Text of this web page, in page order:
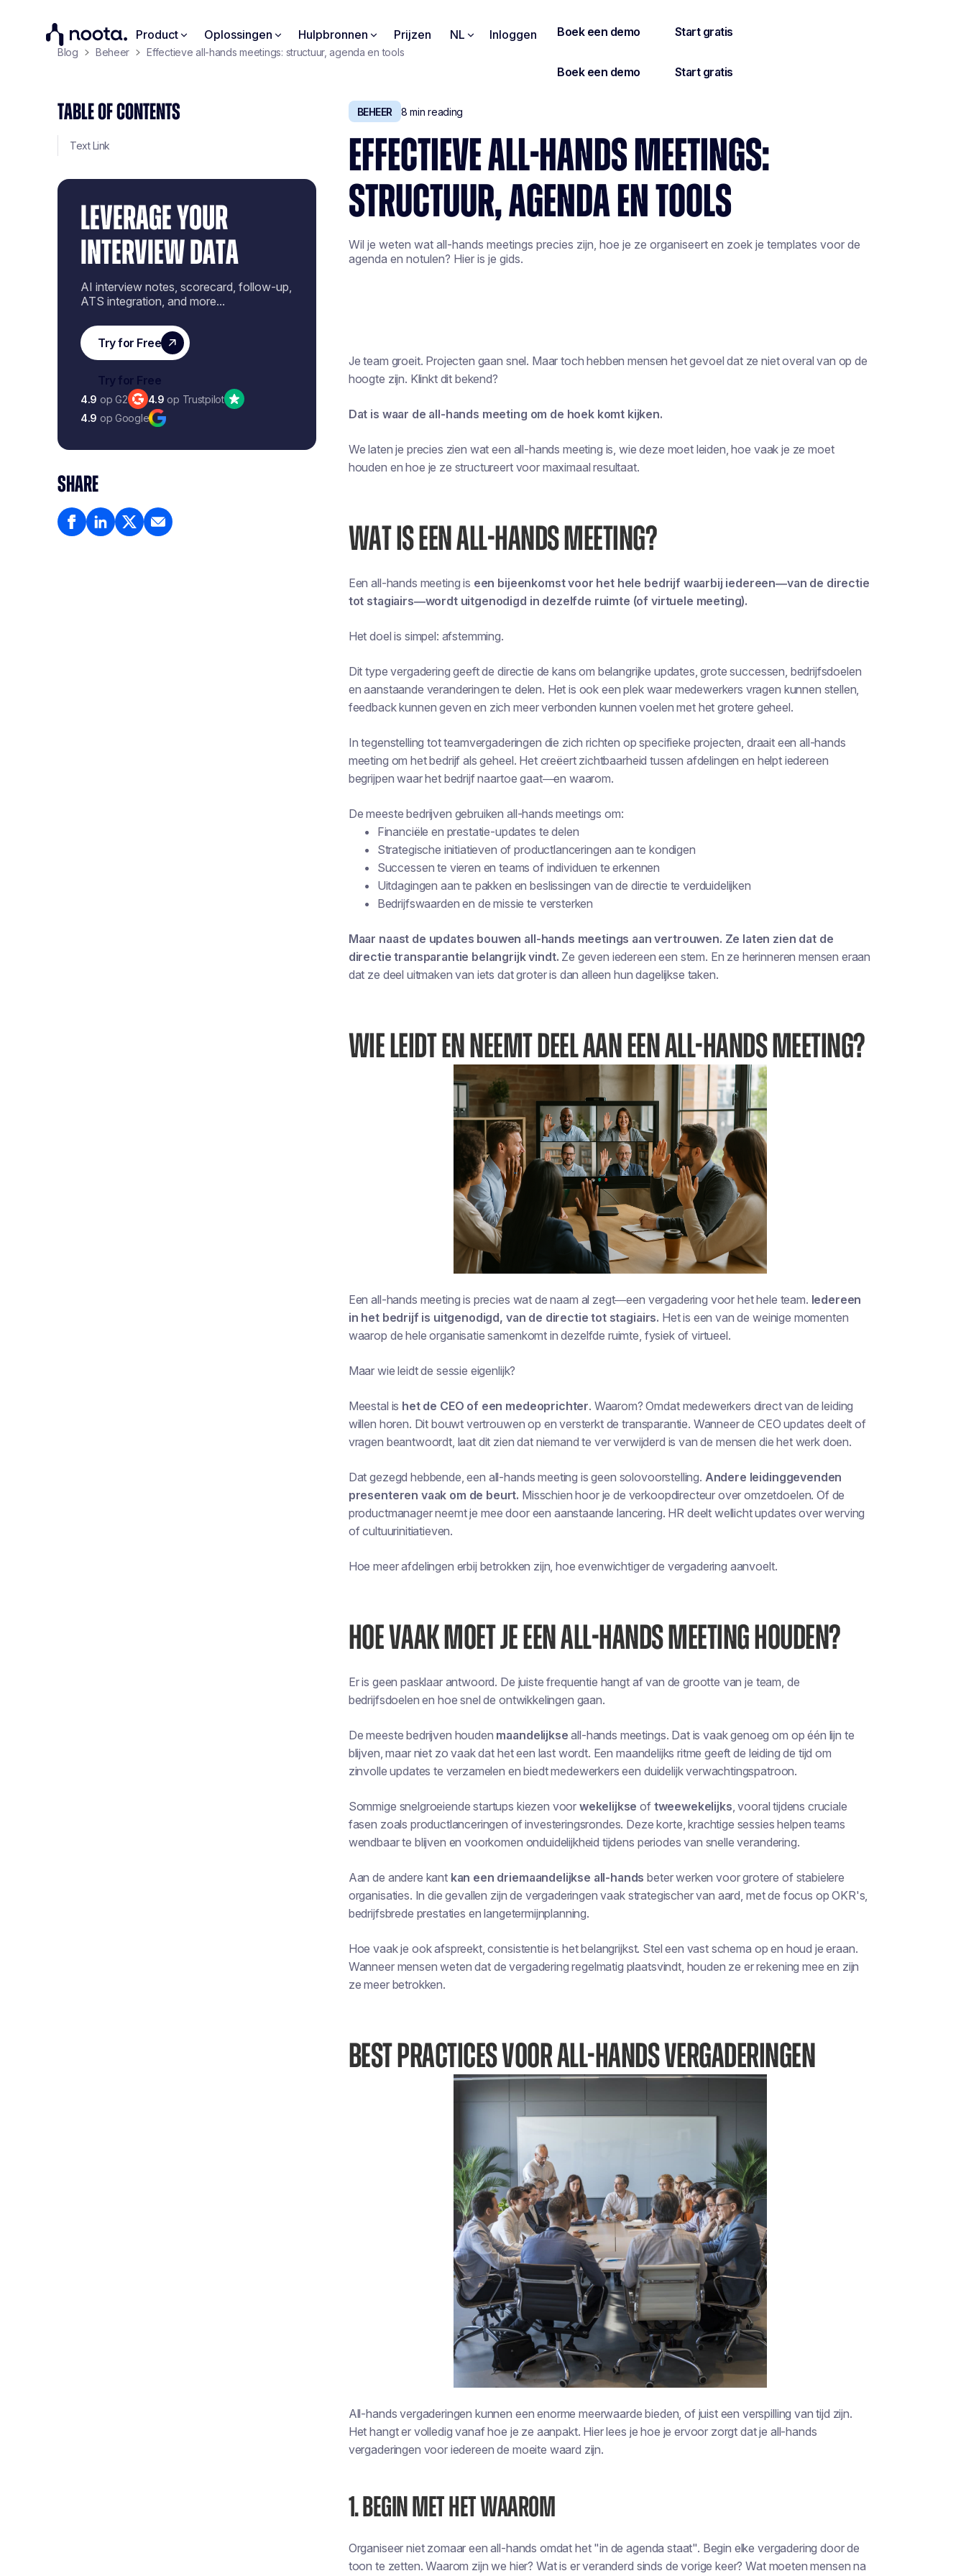
Product Oplossingen Hulpbronnen Prijzen NL Inloggen
Blog Beheer Effectieve all-hands meetings: structuur, agenda en tools
TABLE OF CONTENTS
Text Link
LEVERAGE YOUR
INTERVIEW DATA
AI interview notes, scorecard, follow-up,
ATS integration, and more...
4.9 op G2 4.9 op Trustpilot
4.9 op Google
SHARE
BEHEER 8 min reading
EFFECTIEVE ALL-HANDS MEETINGS:
STRUCTUUR, AGENDA EN TOOLS
Wil je weten wat all-hands meetings precies zijn, hoe je ze organiseert en zoek je templates voor de
agenda en notulen? Hier is je gids.
Je team groeit. Projecten gaan snel. Maar toch hebben mensen het gevoel dat ze niet overal van op de
hoogte zijn. Klinkt dit bekend?
Dat is waar de all-hands meeting om de hoek komt kijken.
We laten je precies zien wat een all-hands meeting is, wie deze moet leiden, hoe vaak je ze moet
houden en hoe je ze structureert voor maximaal resultaat.
WAT IS EEN ALL-HANDS MEETING?
Een all-hands meeting is een bijeenkomst voor het hele bedrijf waarbij iedereen—van de directie
tot stagiairs—wordt uitgenodigd in dezelfde ruimte (of virtuele meeting).
Het doel is simpel: afstemming.
Dit type vergadering geeft de directie de kans om belangrijke updates, grote successen, bedrijfsdoelen
en aanstaande veranderingen te delen. Het is ook een plek waar medewerkers vragen kunnen stellen,
feedback kunnen geven en zich meer verbonden kunnen voelen met het grotere geheel.
In tegenstelling tot teamvergaderingen die zich richten op specifieke projecten, draait een all-hands
meeting om het bedrijf als geheel. Het creëert zichtbaarheid tussen afdelingen en helpt iedereen
begrijpen waar het bedrijf naartoe gaat—en waarom.
De meeste bedrijven gebruiken all-hands meetings om:
Financiële en prestatie-updates te delen
Strategische initiatieven of productlanceringen aan te kondigen
Successen te vieren en teams of individuen te erkennen
Uitdagingen aan te pakken en beslissingen van de directie te verduidelijken
Bedrijfswaarden en de missie te versterken
Maar naast de updates bouwen all-hands meetings aan vertrouwen. Ze laten zien dat de
directie transparantie belangrijk vindt. Ze geven iedereen een stem. En ze herinneren mensen eraan
dat ze deel uitmaken van iets dat groter is dan alleen hun dagelijkse taken.
WIE LEIDT EN NEEMT DEEL AAN EEN ALL-HANDS MEETING?
Een all-hands meeting is precies wat de naam al zegt—een vergadering voor het hele team. Iedereen
in het bedrijf is uitgenodigd, van de directie tot stagiairs. Het is een van de weinige momenten
waarop de hele organisatie samenkomt in dezelfde ruimte, fysiek of virtueel.
Maar wie leidt de sessie eigenlijk?
Meestal is het de CEO of een medeoprichter. Waarom? Omdat medewerkers direct van de leiding
willen horen. Dit bouwt vertrouwen op en versterkt de transparantie. Wanneer de CEO updates deelt of
vragen beantwoordt, laat dit zien dat niemand te ver verwijderd is van de mensen die het werk doen.
Dat gezegd hebbende, een all-hands meeting is geen solovoorstelling. Andere leidinggevenden
presenteren vaak om de beurt. Misschien hoor je de verkoopdirecteur over omzetdoelen. Of de
productmanager neemt je mee door een aanstaande lancering. HR deelt wellicht updates over werving
of cultuurinitiatieven.
Hoe meer afdelingen erbij betrokken zijn, hoe evenwichtiger de vergadering aanvoelt.
HOE VAAK MOET JE EEN ALL-HANDS MEETING HOUDEN?
Er is geen pasklaar antwoord. De juiste frequentie hangt af van de grootte van je team, de
bedrijfsdoelen en hoe snel de ontwikkelingen gaan.
De meeste bedrijven houden maandelijkse all-hands meetings. Dat is vaak genoeg om op één lijn te
blijven, maar niet zo vaak dat het een last wordt. Een maandelijks ritme geeft de leiding de tijd om
zinvolle updates te verzamelen en biedt medewerkers een duidelijk verwachtingspatroon.
Sommige snelgroeiende startups kiezen voor wekelijkse of tweewekelijks, vooral tijdens cruciale
fasen zoals productlanceringen of investeringsrondes. Deze korte, krachtige sessies helpen teams
wendbaar te blijven en voorkomen onduidelijkheid tijdens periodes van snelle verandering.
Aan de andere kant kan een driemaandelijkse all-hands beter werken voor grotere of stabielere
organisaties. In die gevallen zijn de vergaderingen vaak strategischer van aard, met de focus op OKR's,
bedrijfsbrede prestaties en langetermijnplanning.
Hoe vaak je ook afspreekt, consistentie is het belangrijkst. Stel een vast schema op en houd je eraan.
Wanneer mensen weten dat de vergadering regelmatig plaatsvindt, houden ze er rekening mee en zijn
ze meer betrokken.
BEST PRACTICES VOOR ALL-HANDS VERGADERINGEN
All-hands vergaderingen kunnen een enorme meerwaarde bieden, of juist een verspilling van tijd zijn.
Het hangt er volledig vanaf hoe je ze aanpakt. Hier lees je hoe je ervoor zorgt dat je all-hands
vergaderingen voor iedereen de moeite waard zijn.
1. BEGIN MET HET WAAROM
Organiseer niet zomaar een all-hands omdat het "in de agenda staat". Begin elke vergadering door de
toon te zetten. Waarom zijn we hier? Wat is er veranderd sinds de vorige keer? Wat moeten mensen na